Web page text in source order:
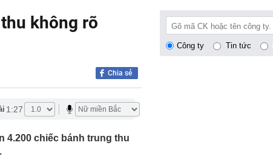
3,3 triệu đồng
hôn lễ của Ronaldo -
riêng và hồ bơi vô
tỷ USD, phá vỡ
tư công
cuộn giấy vệ sinh?
không rõ
Chia sẻ
1:27
4.200 chiếc bánh trung thu
Công ty Tin tức